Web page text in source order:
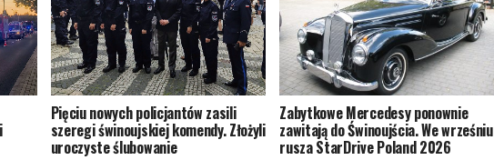
Pięciu nowych policjantów zasili
szeregi świnoujskiej komendy. Złożyli
uroczyste ślubowanie
Zabytkowe Mercedesy ponownie
zawitają do Świnoujścia. We wrześniu
rusza StarDrive Poland 2026